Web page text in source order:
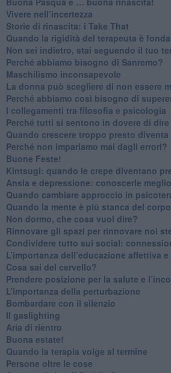
​Vivere nell’incertezza
​Storie di rinascita: i Take That
​Quando la rigidità del terapeuta è
​Non sei indietro, stai seguendo il tuo
​Perché abbiamo bisogno di Sanremo?
​Maschilismo inconsapevole
​La donna può scegliere di non essere
​Perché abbiamo così bisogno di
​I collegamenti tra filosofia e psicologia
​Perché tutti si sentono in dovere di
​Quando crescere troppo presto
​Perché non impariamo mai dagli errori?
​Buone Feste!
​Kintsugi: quando le crepe diventano
Ansia e depressione: conoscerle meglio
Quando cambiare approccio in
​Quando la mente è più stanca del corpo
Non dormo, che cosa vuol dire?
​Rinnovare gli spazi per rinnovare noi
​Condividere tutto sui social:
​L’importanza dell’educazione affettiva
​Cosa sai del cervello?
Prendere posizione per la salute e
L’importanza della perturbazione
​Bombardare con il silenzio
Il gaslighting
Aria di rientro
Buona estate!
​Quando la terapia volge al termine
​Persone oltre le cose